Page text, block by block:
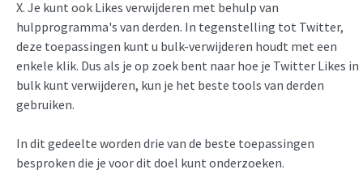
X. Je kunt ook Likes verwijderen met behulp van
hulpprogramma's van derden. In tegenstelling tot Twitter,
deze toepassingen kunt u bulk-verwijderen houdt met een
enkele klik. Dus als je op zoek bent naar hoe je Twitter Likes in
bulk kunt verwijderen, kun je het beste tools van derden
gebruiken.
In dit gedeelte worden drie van de beste toepassingen
besproken die je voor dit doel kunt onderzoeken.